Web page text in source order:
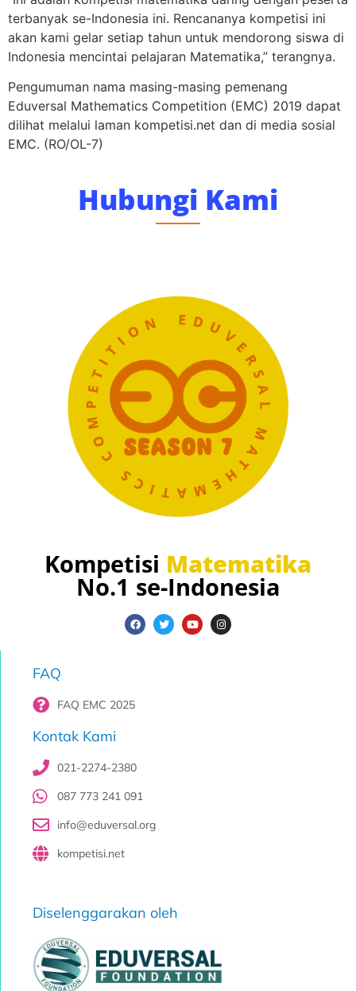
terbanyak se-Indonesia ini. Rencananya kompetisi ini
akan kami gelar setiap tahun untuk mendorong siswa di
Indonesia mencintai pelajaran Matematika,” terangnya.
Pengumuman nama masing-masing pemenang
Eduversal Mathematics Competition (EMC) 2019 dapat
dilihat melalui laman kompetisi.net dan di media sosial
EMC. (RO/OL-7)
Hubungi Kami
Kompetisi Matematika
No.1 se-Indonesia
FAQ
FAQ EMC 2025
Kontak Kami
021-2274-2380
087 773 241 091
info@eduversal.org
kompetisi.net
Diselenggarakan oleh